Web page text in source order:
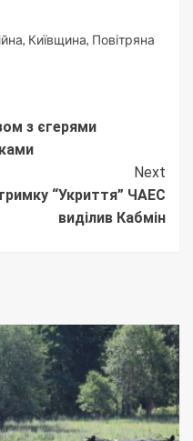
, Київщина, Повітряна
з єгерями
Next
“Укриття” ЧАЕС
виділив Кабмін